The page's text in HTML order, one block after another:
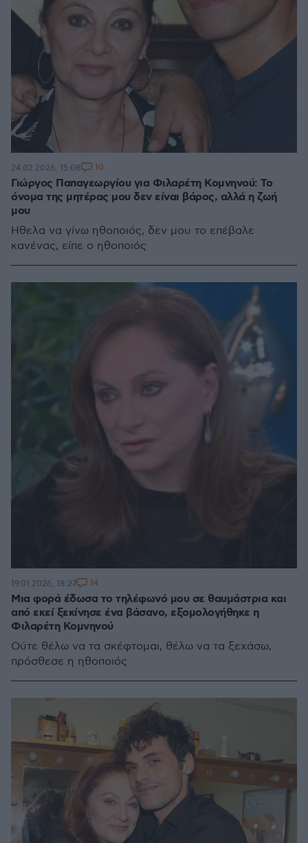
Γιώργος Παπαγεωργίου για Φιλαρέτη Κομνηνού: Το
όνομα της μητέρας μου δεν είναι βάρος, αλλά η ζωή
μου
Ήθελα να γίνω ηθοποιός, δεν μου το επέβαλε
κανένας, είπε ο ηθοποιός
24.02.2026, 15:08 10
Μια φορά έδωσα το τηλέφωνό μου σε θαυμάστρια και
από εκεί ξεκίνησε ένα βάσανο, εξομολογήθηκε η
Φιλαρέτη Κομνηνού
Ούτε θέλω να τα σκέφτομαι, θέλω να τα ξεχάσω,
πρόσθεσε η ηθοποιός
19.01.2026, 18:27 14